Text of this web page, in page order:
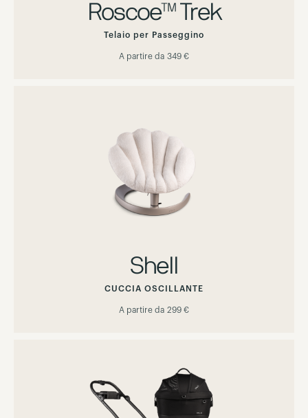
Roscoe™ Trek
Telaio per Passeggino
A partire da 349 €
Shell
CUCCIA OSCILLANTE
A partire da 299 €